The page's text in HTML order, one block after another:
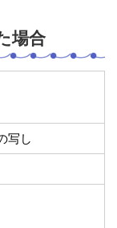
場合
写し